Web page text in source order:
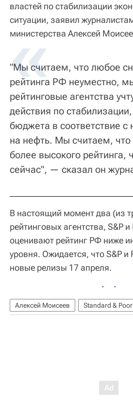
властей по стабилизации
ситуации, заявил
министерства Алексей
"Мы считаем, что любое
рейтинга РФ неуместно,
рейтинговые агентства
действия по
бюджета в соответствие
на нефть. Мы считаем,
более высокого рейтинга,
сейчас", — сказал он
В настоящий момент два (из
рейтинговых агентства, S&P
оценивают рейтинг РФ ниже
уровня. Ожидается, что S&P и
новые релизы 17 апреля.
Алексей Моисеев Standard &